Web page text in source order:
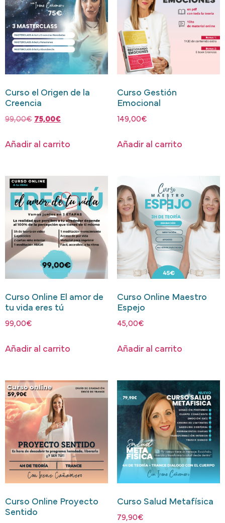
Curso el Origen de la
Creencia
99,00€ 75,00€
Añadir al carrito
Curso Gestión
Emocional
149,00€
Añadir al carrito
Curso Online El amor de
tu vida eres tú
99,00€
Añadir al carrito
Curso Online Maestro
Espejo
45,00€
Añadir al carrito
Curso Online Proyecto
Sentido
Curso Salud Metafísica
79,90€